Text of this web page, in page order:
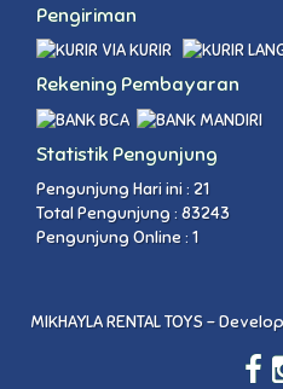
Pengiriman
VIA KURIR
Rekening Pembayaran
Statistik Pengunjung
Pengunjung Hari ini : 21
Total Pengunjung : 83243
Pengunjung Online : 1
MIKHAYLA RENTAL TOYS -